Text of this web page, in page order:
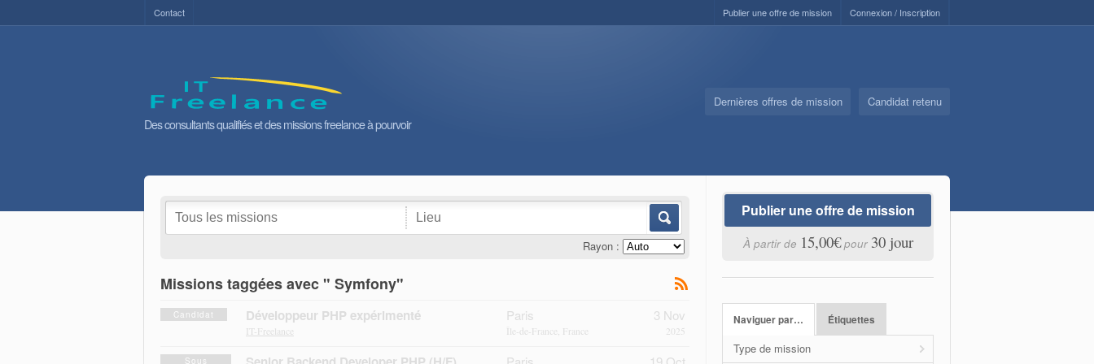
Contact Connexion / Inscription
Publier une offre de mission
Des consultants qualifiés et des missions freelance à pourvoir
Dernières offres de mission Candidat retenu
Rayon :
Missions taggées avec " Symfony"
Candidat Développeur PHP expérimenté
IT-Freelance
Paris
Île-de-France, France
3 Nov
2025
Sous
Publier une offre de mission
À partir de 15,00€pour 30 jour
Naviguer par… Étiquettes
Type de mission